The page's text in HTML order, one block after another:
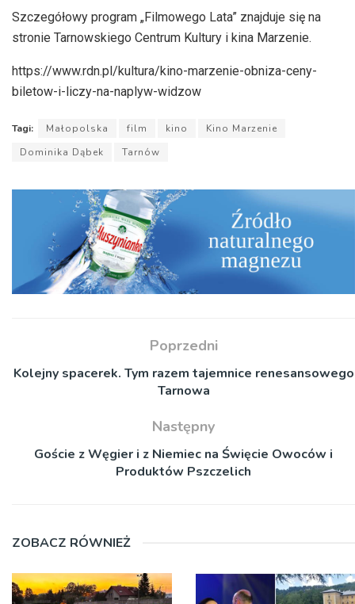
Szczegółowy program „Filmowego Lata” znajduje się na
stronie Tarnowskiego Centrum Kultury i kina Marzenie.
https://www.rdn.pl/kultura/kino-marzenie-obniza-ceny-
biletow-i-liczy-na-naplyw-widzow
Tagi: Małopolska film kino
Kino Marzenie
Dominika Dąbek
Tarnów
Poprzedni
Kolejny spacerek. Tym razem tajemnice renesansowego
Tarnowa
Następny
Goście z Węgier i z Niemiec na Święcie Owoców i
Produktów Pszczelich
ZOBACZ RÓWNIEŻ